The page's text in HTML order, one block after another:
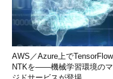
AWS／Azure上で
NTKを――機械学習環境の